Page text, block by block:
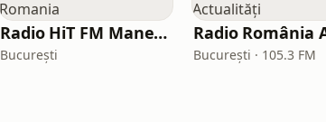
Radio HiT FM Manele Romania
București București · 105.3 FM